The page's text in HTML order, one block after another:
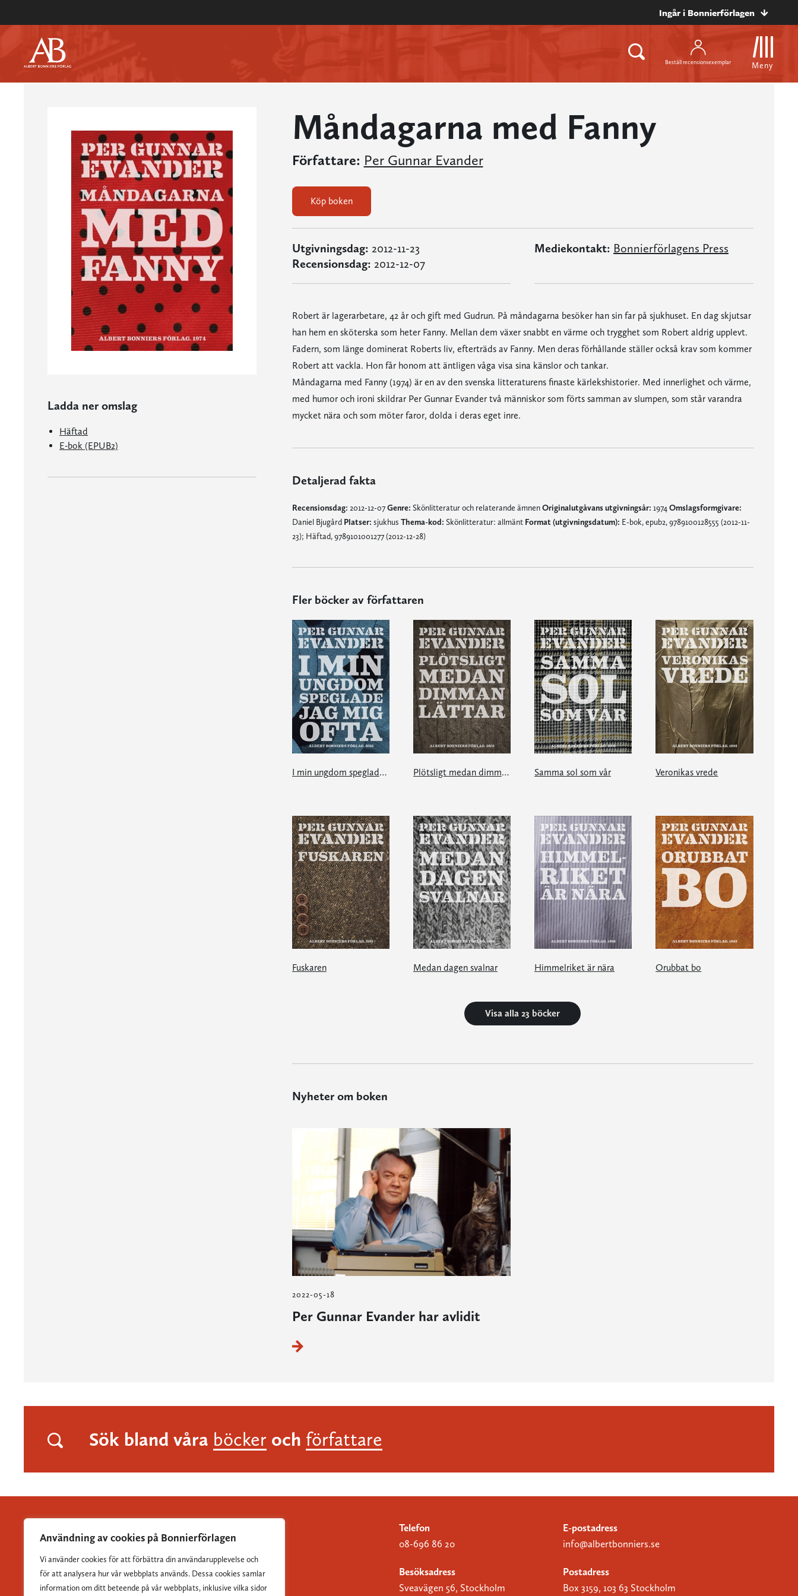
Användning av cookies på Bonnierförlagen
Vi använder cookies för att förbättra din användarupplevelse och
för att analysera hur vår webbplats används. Dessa cookies samlar
information om ditt beteende på vår webbplats, inklusive vilka sidor
Ingår i Bonnierförlagen
Beställ recensionsexemplar Meny
Ladda ner omslag
Häftad
E-bok (EPUB2)
Måndagarna med Fanny
Författare: Per Gunnar Evander
Köp boken
Utgivningsdag: 2012-11-23
Recensionsdag: 2012-12-07
Mediekontakt: Bonnierförlagens Press
Robert är lagerarbetare, 42 år och gift med Gudrun. På måndagarna besöker han sin far på sjukhuset. En dag skjutsar
han hem en sköterska som heter Fanny. Mellan dem växer snabbt en värme och trygghet som Robert aldrig upplevt.
Fadern, som länge dominerat Roberts liv, efterträds av Fanny. Men deras förhållande ställer också krav som kommer
Robert att vackla. Hon får honom att äntligen våga visa sina känslor och tankar.
Måndagarna med Fanny (1974) är en av den svenska litteraturens finaste kärlekshistorier. Med innerlighet och värme,
med humor och ironi skildrar Per Gunnar Evander två människor som förts samman av slumpen, som står varandra
mycket nära och som möter faror, dolda i deras eget inre.
Detaljerad fakta
Recensionsdag: 2012-12-07Genre: Skönlitteratur och relaterande ämnenOriginalutgåvans utgivningsår: 1974 Omslagsformgivare:
Daniel Bjugård Platser: sjukhus Thema-kod: Skönlitteratur: allmänt Format (utgivningsdatum): E-bok, epub2, 9789100128555 (2012-11-
23); Häftad, 9789101001277 (2012-12-28)
Fler böcker av författaren
I min ungdom speglade jag mig ofta Plötsligt medan dimman lättar Samma sol som vår Veronikas vrede
Fuskaren Medan dagen svalnar Himmelriket är nära Orubbat bo
Visa alla 23 böcker
Nyheter om boken
2022-05-18
Per Gunnar Evander har avlidit
Sök bland våra böcker och författare
Albert Bonniers Förlag grundades 1837 och är Sveriges
största skönlitterära förlag.
Telefon
08-696 86 20
E-postadress
info@albertbonniers.se
Besöksadress
Sveavägen 56, Stockholm
Postadress
Box 3159, 103 63 Stockholm